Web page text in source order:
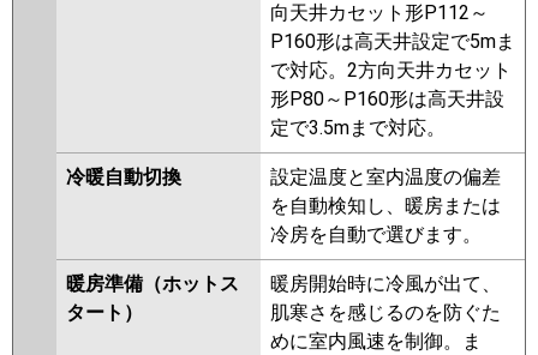
FDTWV505H5SA-rak
FDTWV505H5SA FDTWV505H5S-
FDTWV505H5S
FDTWV505H5S-rakuri-na
パナソニック PA-P50L7HNB PA-P50L7HB PA-
P50L7HNA PA-P50L7HA PA-
P50L7HN PA-P50L7H
PA-
P50L6HB PA-P50L6HNB PA-
P50L6HN1 PA-P50L6HN PA-
P50L6H
向天井カセット形P112～
P160形は高天井設定で5mま
で対応。2方向天井カセット
形P80～P160形は高天井設
定で3.5mまで対応。
冷暖自動切換
設定温度と室内温度の偏差
を自動検知し、暖房または
冷房を自動で選びます。
暖房準備（ホットス
タート）
暖房開始時に冷風が出て、
肌寒さを感じるのを防ぐた
めに室内風速を制御。ま